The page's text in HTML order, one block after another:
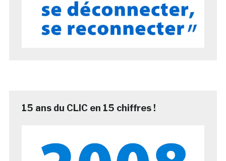
15 ans du CLIC en 15 chiffres !